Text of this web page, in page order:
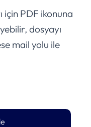
için PDF ikonuna
dosyayı
mail yolu ile